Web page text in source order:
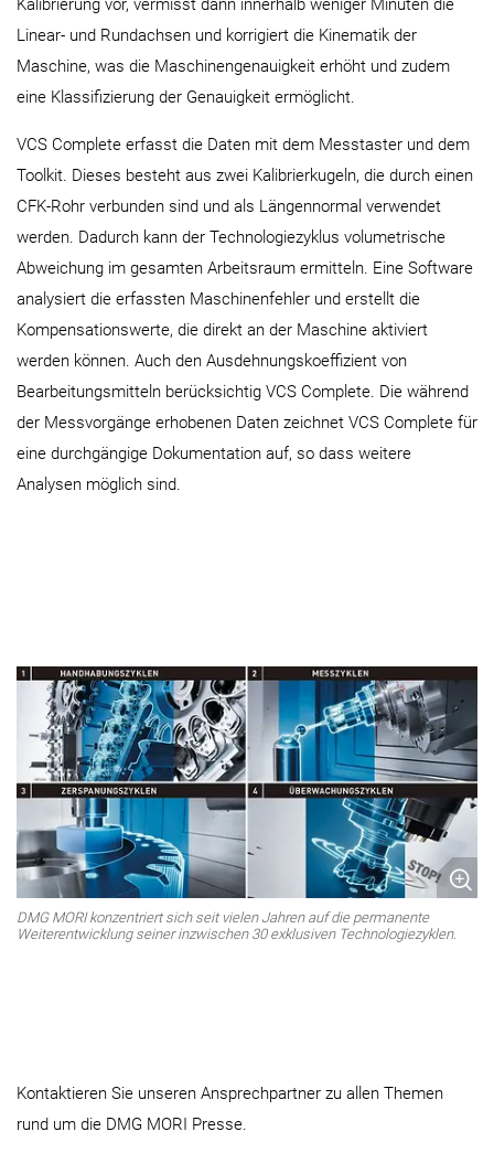
Kalibrierung vor, vermisst dann innerhalb weniger Minuten die
Linear- und Rundachsen und korrigiert die Kinematik der
Maschine, was die Maschinengenauigkeit erhöht und zudem
eine Klassifizierung der Genauigkeit ermöglicht.
VCS Complete erfasst die Daten mit dem Messtaster und dem
Toolkit. Dieses besteht aus zwei Kalibrierkugeln, die durch einen
CFK-Rohr verbunden sind und als Längennormal verwendet
werden. Dadurch kann der Technologiezyklus volumetrische
Abweichung im gesamten Arbeitsraum ermitteln. Eine Software
analysiert die erfassten Maschinenfehler und erstellt die
Kompensationswerte, die direkt an der Maschine aktiviert
werden können. Auch den Ausdehnungskoeffizient von
Bearbeitungsmitteln berücksichtig VCS Complete. Die während
der Messvorgänge erhobenen Daten zeichnet VCS Complete für
eine durchgängige Dokumentation auf, so dass weitere
Analysen möglich sind.
DMG MORI konzentriert sich seit vielen Jahren auf die permanente
Weiterentwicklung seiner inzwischen 30 exklusiven Technologiezyklen.
Kontaktieren Sie unseren Ansprechpartner zu allen Themen
rund um die DMG MORI Presse.